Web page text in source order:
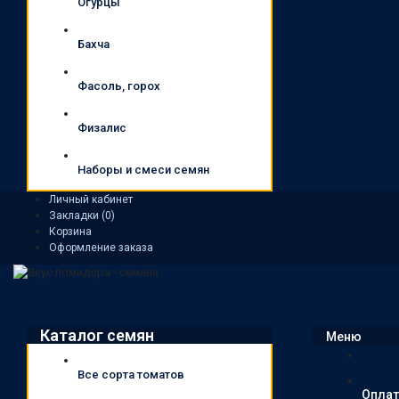
Бахча
Фасоль, горох
Физалис
Наборы и смеси семян
Личный кабинет
Закладки (0)
Корзина
Оформление заказа
Каталог семян
Все сорта томатов
Меню